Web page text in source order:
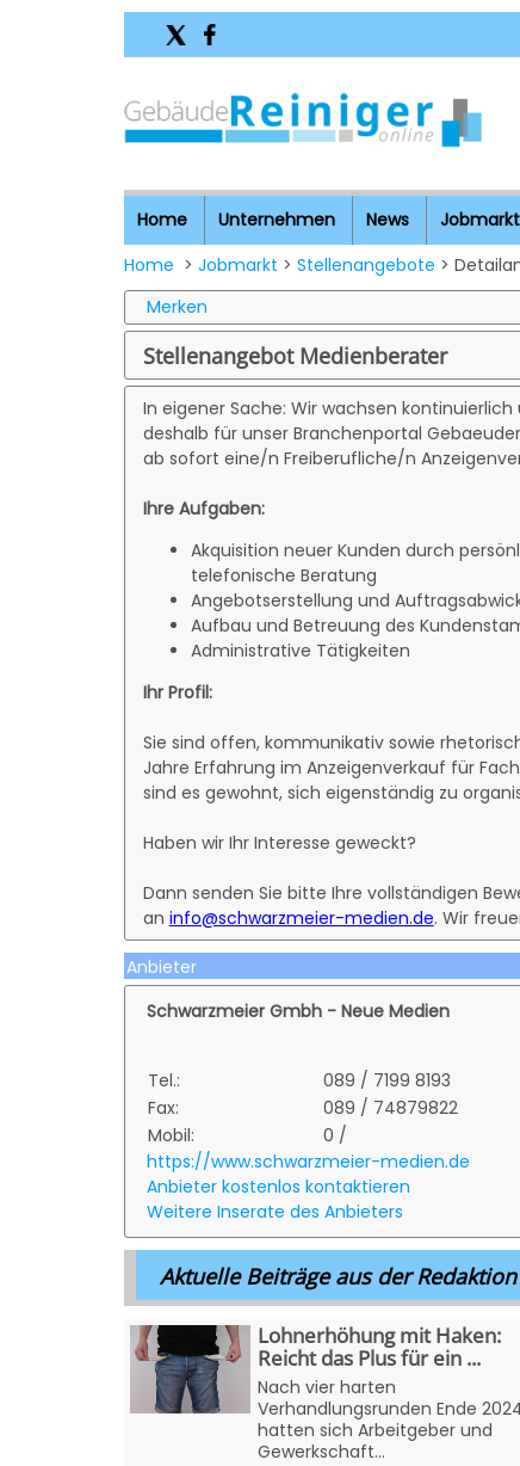
Home Unternehmen News Jobmarkt
Home > Jobmarkt > Stellenangebote >
Merken
Stellenangebot Medienberater
In eigener Sache: Wir wachsen
deshalb für unser Branchenportal
ab sofort eine/n Freiberufliche/n
Ihre Aufgaben:
Akquisition neuer Kunden durch
telefonische Beratung
Angebotserstellung und
Aufbau und Betreuung des
Administrative Tätigkeiten
Ihr Profil:
Sie sind offen, kommunikativ sowie
Jahre Erfahrung im Anzeigenverkauf für
sind es gewohnt, sich eigenständig zu
Haben wir Ihr Interesse geweckt?
Dann senden Sie bitte Ihre vollständigen
an info@schwarzmeier-medien.de. Wir
Anbieter
Schwarzmeier Gmbh - Neue Medien
Tel.:
089 / 7199 8193
Fax:
089 / 74879822
Mobil:
0 /
https://www.schwarzmeier-medien.de
Anbieter kostenlos kontaktieren
Weitere Inserate des Anbieters
Aktuelle Beiträge aus der Redaktion
Lohnerhöhung mit Haken:
Reicht das Plus für ein ...
Nach vier harten
Verhandlungsrunden Ende
hatten sich Arbeitgeber und
Gewerkschaft...